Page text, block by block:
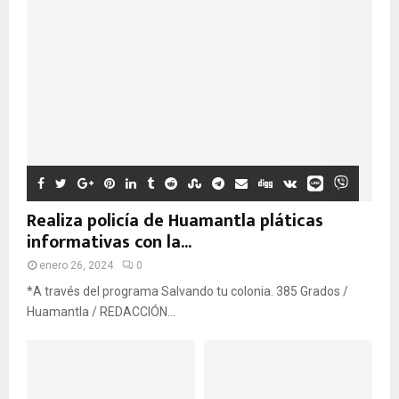
Realiza policía de Huamantla pláticas
informativas con la...
enero 26, 2024 0
*A través del programa Salvando tu colonia. 385 Grados /
Huamantla / REDACCIÓN...